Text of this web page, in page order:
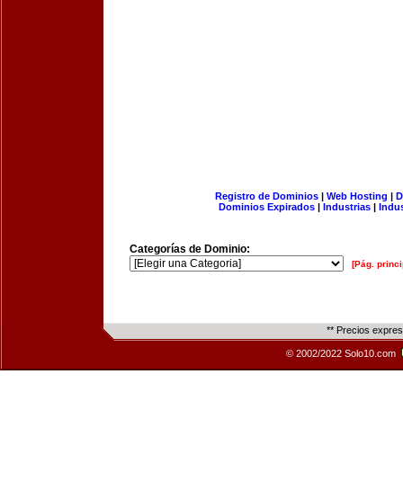
Registro de Dominios| Web Hosting |
Dominios Expirados | Industrias |
Categorías de Dominio:
[Pág.
** Precios
© 2002/2022 Solo10.com